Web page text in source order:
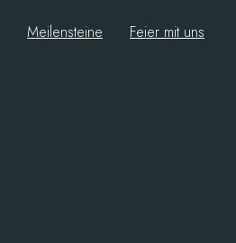
Meilensteine Feier mit uns